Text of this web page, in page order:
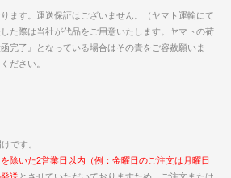
ます。運送保証はございません。（ヤマト運輸にて
た際は当社が代品をご用意いたします。ヤマトの荷
完了』となっている場合はその責をご容赦願いま
ださい。
です。
除いた2営業日以内（例：金曜日のご注文は月曜日